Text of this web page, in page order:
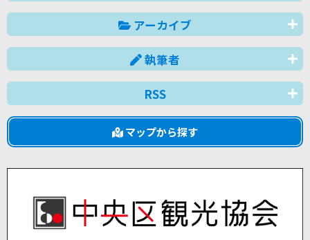
アーカイブ
執筆者
RSS
マップから探す